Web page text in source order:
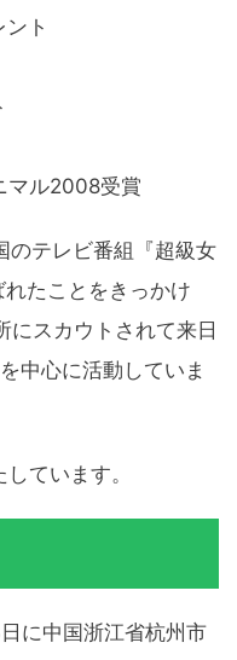
ト
マル2008受賞
のテレビ番組『超級女
たことをきっかけ
スカウトされて来日
中心に活動していま
ています。
に中国浙江省杭州市